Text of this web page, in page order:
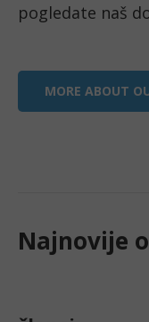
pogledate naš
MORE ABOUT
Najnovije